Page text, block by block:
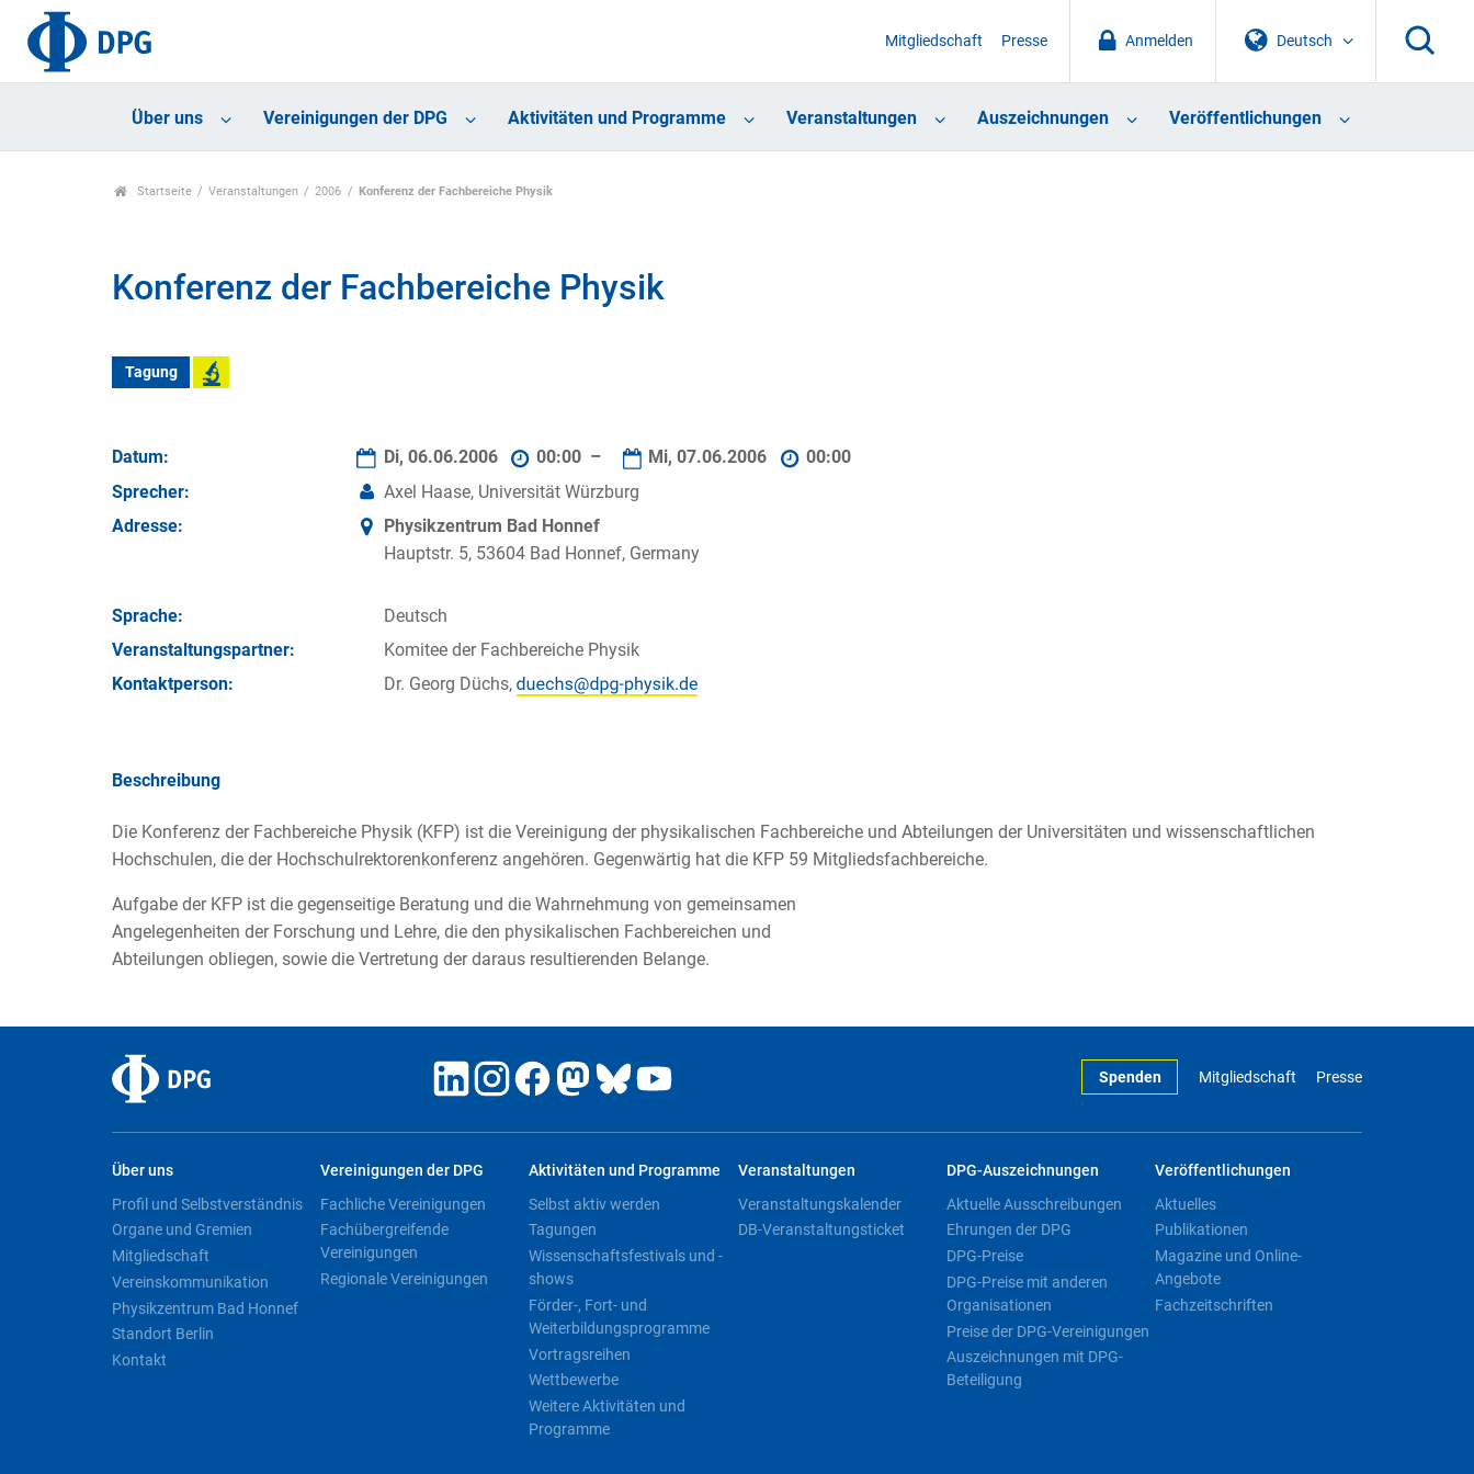
Deutsch
Anmelden
Mitgliedschaft Presse
Über uns Vereinigungen der DPG Aktivitäten und Programme Veranstaltungen Auszeichnungen Veröffentlichungen
Startseite Veranstaltungen 2006 Konferenz der Fachbereiche Physik
Konferenz der Fachbereiche Physik
Tagung
Datum: Di, 06.06.2006 00:00 – Mi, 07.06.2006
00:00
Sprecher:
Axel Haase, Universität Würzburg
Adresse:
Physikzentrum Bad Honnef
Hauptstr. 5, 53604 Bad Honnef, Germany
Sprache:
Deutsch
Veran­staltungs­partner:
Komitee der Fachbereiche Physik
Kontakt­person:
Dr. Georg Düchs,
Beschreibung
Die Konferenz der Fachbereiche Physik (KFP) ist die Vereinigung der physikalischen Fachbereiche und Abteilungen der Universitäten und wissenschaftlichen
Hochschulen, die der Hochschulrektorenkonferenz angehören. Gegenwärtig hat die KFP 59 Mitgliedsfachbereiche.
Aufgabe der KFP ist die gegenseitige Beratung und die Wahrnehmung von gemeinsamen
Angelegenheiten der Forschung und Lehre, die den physikalischen Fachbereichen und
Abteilungen obliegen, sowie die Vertretung der daraus resultierenden Belange.
Spenden Mitgliedschaft Presse
Über uns
Profil und Selbstverständnis
Organe und Gremien
Mitgliedschaft
Vereinskommunikation
Physikzentrum Bad Honnef
Standort Berlin
Kontakt
Vereinigungen der DPG
Fachliche Vereinigungen
Fachübergreifende
Vereinigungen
Regionale Vereinigungen
Aktivitäten und Programme
Selbst aktiv werden
Tagungen
Wissenschaftsfestivals und -
shows
Förder-, Fort- und
Weiterbildungsprogramme
Vortragsreihen
Wettbewerbe
Weitere Aktivitäten und
Programme
Veranstaltungen
Veranstaltungskalender
DB-Veranstaltungsticket
DPG-Auszeichnungen
Aktuelle Ausschreibungen
Ehrungen der DPG
DPG-Preise
DPG-Preise mit anderen
Organisationen
Preise der DPG-Vereinigungen
Auszeichnungen mit DPG-
Beteiligung
Veröffentlichungen
Aktuelles
Publikationen
Magazine und Online-
Angebote
Fachzeitschriften